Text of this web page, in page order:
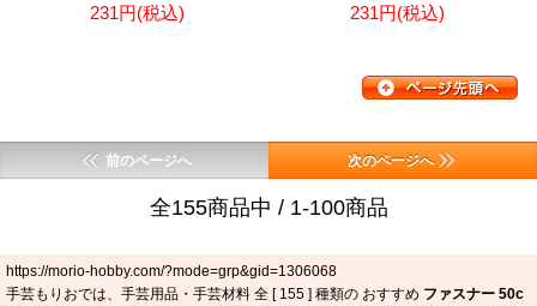
231円(税込)
231円(税込)
前のページへ 次のページへ
全155商品中 / 1-100商品
https://morio-hobby.com/?mode=grp&gid=1306068
手芸もりおでは、手芸用品・手芸材料 全 [ 155 ] 種類の おすすめ ファスナー 50c